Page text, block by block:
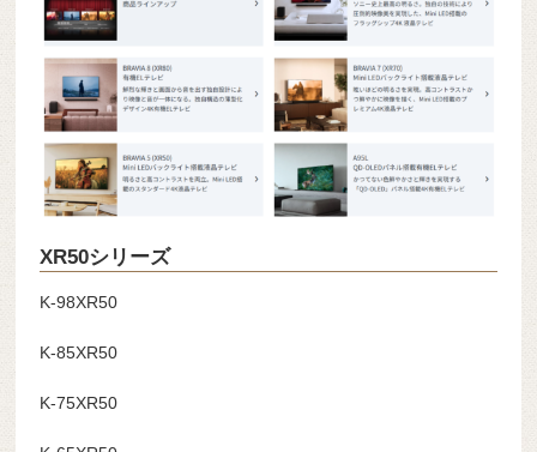
XR50シリーズ
K-98XR50
K-85XR50
K-75XR50